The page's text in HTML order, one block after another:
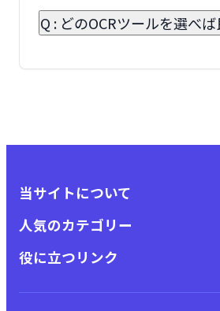
Q : どのOCRツールを選べ
当サイトについて
人気のカテゴリー
役に立つリンク